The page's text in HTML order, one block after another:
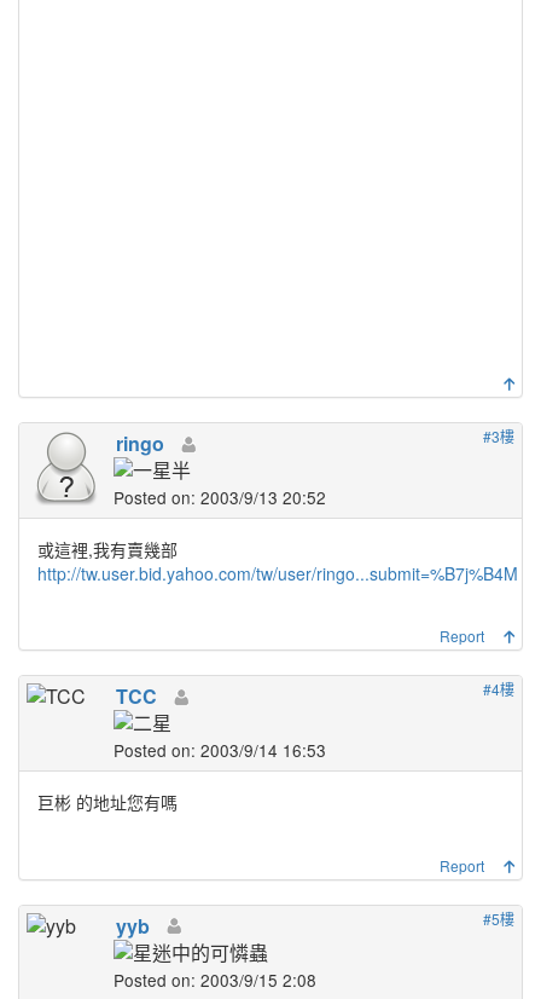
#3樓
ringo
Posted on: 2003/9/13 20:52
或這裡,我有賣幾部
http://tw.user.bid.yahoo.com/tw/user/ringo...submit=%B7j%B4M
Report
#4樓
TCC
Posted on: 2003/9/14 16:53
巨彬 的地址您有嗎
Report
#5樓
yyb
Posted on: 2003/9/15 2:08